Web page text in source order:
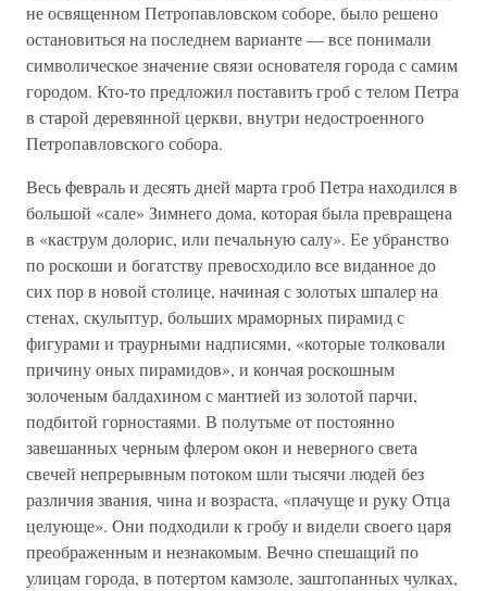
не освященном Петропавловском соборе, было решено
остановиться на последнем варианте — все понимали
символическое значение связи основателя города с самим
городом. Кто-то предложил поставить гроб с телом Петра
в старой деревянной церкви, внутри недостроенного
Петропавловского собора.
Весь февраль и десять дней марта гроб Петра находился в
большой «сале» Зимнего дома, которая была превращена
в «каструм долорис, или печальную салу». Ее убранство
по роскоши и богатству превосходило все виданное до
сих пор в новой столице, начиная с золотых шпалер на
стенах, скульптур, больших мраморных пирамид с
фигурами и траурными надписями, «которые толковали
причину оных пирамидов», и кончая роскошным
золоченым балдахином с мантией из золотой парчи,
подбитой горностаями. В полутьме от постоянно
завешанных черным флером окон и неверного света
свечей непрерывным потоком шли тысячи людей без
различия звания, чина и возраста, «плачуще и руку Отца
целующе». Они подходили к гробу и видели своего царя
преображенным и незнакомым. Вечно спешащий по
улицам города, в потертом камзоле, заштопанных чулках,